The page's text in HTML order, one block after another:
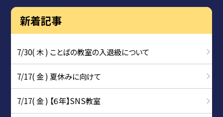
新着記事
7/30( 木 ) ことばの教室の入退級について
7/17( 金 ) 夏休みに向けて
7/17( 金 ) 【６年】SNS教室